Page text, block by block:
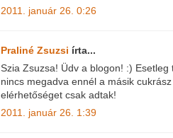
2011. január 26. 0:26
Praliné Zsuzsi írta...
Szia Zsuzsa! Üdv a blogon! :)
nincs megadva ennél a másik
elérhetőséget csak adtak!
2011. január 26. 1:39